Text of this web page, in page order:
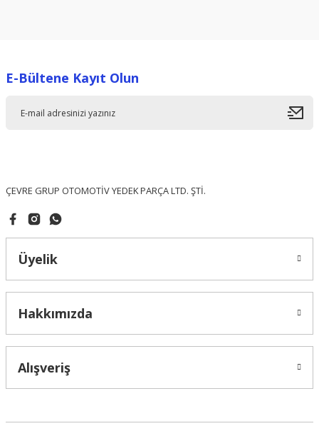
Ürün resmi kalitesiz, bozuk veya görüntülenemiyor.
E-Bültene Kayıt Olun
ÇEVRE GRUP OTOMOTİV YEDEK PARÇA LTD. ŞTİ.
Üyelik
Hakkımızda
Alışveriş